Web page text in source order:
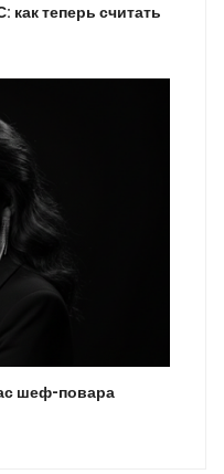
теперь считать
шеф-повара